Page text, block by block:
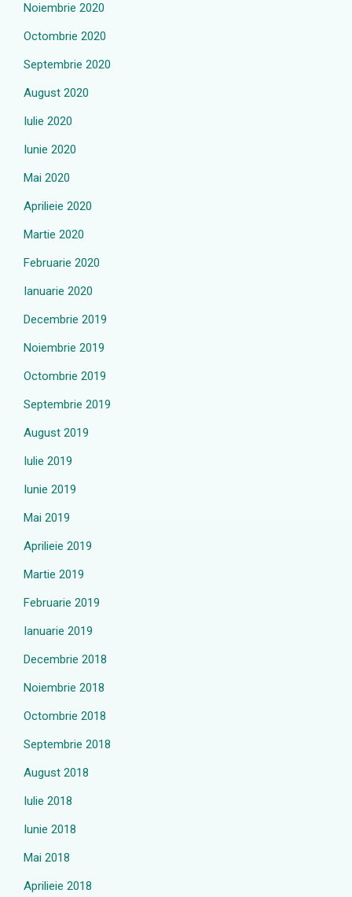
Noiembrie 2020
Octombrie 2020
Septembrie 2020
August 2020
Iulie 2020
Iunie 2020
Mai 2020
Aprilieie 2020
Martie 2020
Februarie 2020
Ianuarie 2020
Decembrie 2019
Noiembrie 2019
Octombrie 2019
Septembrie 2019
August 2019
Iulie 2019
Iunie 2019
Mai 2019
Aprilieie 2019
Martie 2019
Februarie 2019
Ianuarie 2019
Decembrie 2018
Noiembrie 2018
Octombrie 2018
Septembrie 2018
August 2018
Iulie 2018
Iunie 2018
Mai 2018
Aprilieie 2018